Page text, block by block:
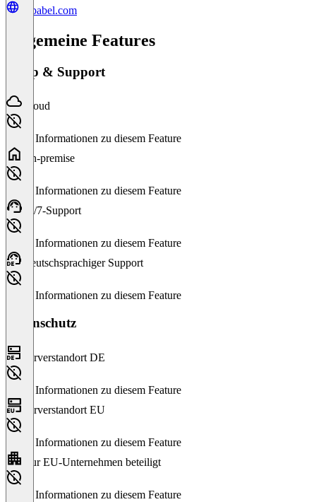
unbabel.com
Allgemeine Features
Setup & Support
Cloud
Keine Informationen zu diesem Feature
On-premise
Keine Informationen zu diesem Feature
24/7-Support
Keine Informationen zu diesem Feature
Deutschsprachiger Support
Keine Informationen zu diesem Feature
Datenschutz
Serverstandort DE
Keine Informationen zu diesem Feature
Serverstandort EU
Keine Informationen zu diesem Feature
Nur EU-Unternehmen beteiligt
Keine Informationen zu diesem Feature